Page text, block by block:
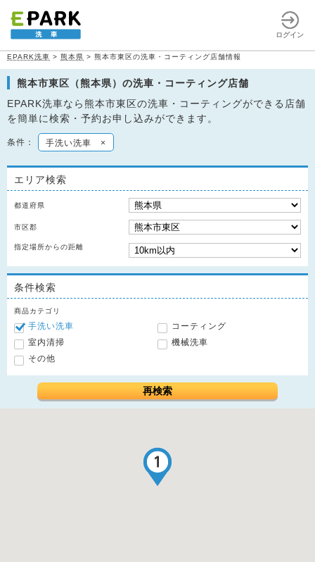
ログイン
EPARK洗車 > 熊本県 > 熊本市東区の洗車・コーティング店舗情報
熊本市東区（熊本県）の洗車・コーティング店舗
EPARK洗車なら熊本市東区の洗車・コーティングができる店舗
を簡単に検索・予約お申し込みができます。
条件： 手洗い洗車 ×
エリア検索
都道府県
市区郡
指定場所からの距離
条件検索
商品カテゴリ
手洗い洗車
コーティング
室内清掃
機械洗車
その他
再検索